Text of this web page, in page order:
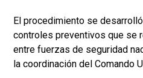
El procedimiento se
controles preventivos que se
entre fuerzas de seguridad
la coordinación del Comando